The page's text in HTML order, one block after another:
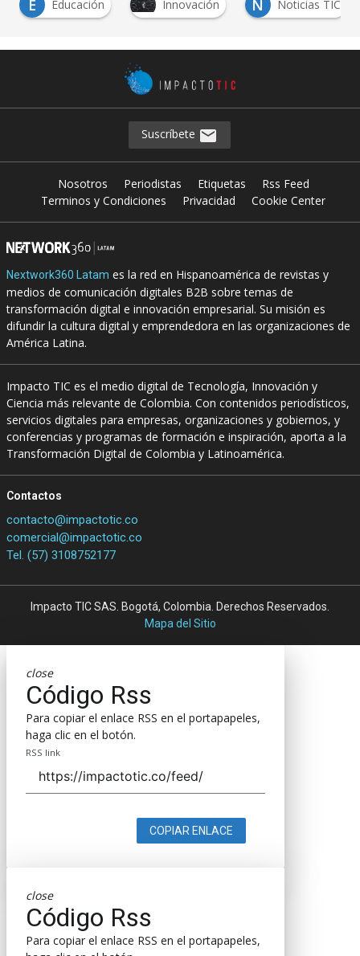
E
Educación Innovación N Noticias TIC
Suscríbete
Nosotros Periodistas Etiquetas
Rss Feed
Terminos y Condiciones
Privacidad Cookie Center
Nextwork360 Latam es la red en Hispanoamérica de revistas y
medios de comunicación digitales B2B sobre temas de
transformación digital e innovación empresarial. Su misión es
difundir la cultura digital y emprendedora en las organizaciones de
América Latina.
Impacto TIC es el medio digital de Tecnología, Innovación y
Ciencia más relevante de Colombia. Con contenidos periodísticos,
servicios digitales para empresas, organizaciones y gobiernos, y
conferencias y programas de formación e inspiración, aporta a la
Transformación Digital de Colombia y Latinoamérica.
Contactos
contacto@impactotic.co
comercial@impactotic.co
Tel. (57) 3108752177
Impacto TIC SAS. Bogotá, Colombia. Derechos Reservados.
Mapa del Sitio
close
Código Rss
Para copiar el enlace RSS en el portapapeles,
haga clic en el botón.
RSS link
COPIAR ENLACE
close
Código Rss
Para copiar el enlace RSS en el portapapeles,